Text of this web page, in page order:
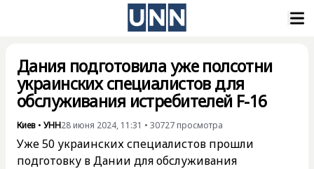
Дания подготовила уже полсотни
украинских специалистов для
обслуживания истребителей F-16
Киев • УНН28 июня 2024, 11:31 • 30727 просмотра
Уже 50 украинских специалистов прошли
подготовку в Дании для обслуживания